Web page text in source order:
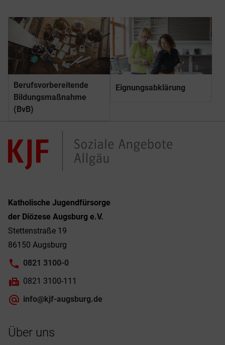
Berufs­­vorbereitende
Bildungs­­maßnahme
(BvB)
Eignungsabklärung
Katholische Jugendfürsorge
der Diözese Augsburg e.V.
Stettenstraße 19
86150 Augsburg
0821 3100-0
0821 3100-111
info@kjf-augsburg.de
Über uns